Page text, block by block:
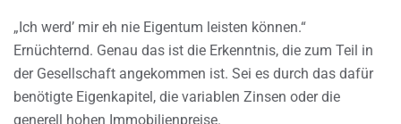
„Ich werd’ mir eh nie Eigentum leisten können.“
Ernüchternd. Genau das ist die Erkenntnis, die zum Teil in
der Gesellschaft angekommen ist. Sei es durch das dafür
benötigte Eigenkapitel, die variablen Zinsen oder die
generell hohen Immobilienpreise.